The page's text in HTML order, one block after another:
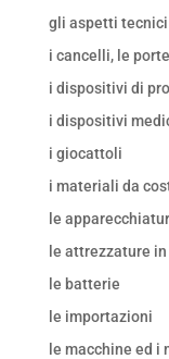
gli aspetti tecnici
i cancelli, le
i dispositivi di
i dispositivi
i giocattoli
i materiali da
le
le attrezzature
le batterie
le importazioni
le macchine ed i